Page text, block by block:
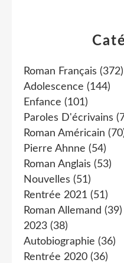
Roman Français (372)
Adolescence (144)
Enfance (101)
Paroles D'écrivains
Roman Américain
Pierre Ahnne (54)
Roman Anglais (53)
Nouvelles (51)
Rentrée 2021 (51)
Roman Allemand (39)
2023 (38)
Autobiographie (36)
Rentrée 2020 (36)